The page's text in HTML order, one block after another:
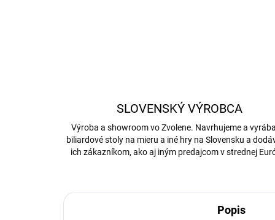
SLOVENSKÝ VÝROBCA
Výroba a showroom vo Zvolene. Navrhujeme a
biliardové stoly na mieru a iné hry na Slovensku a
ich zákazníkom, ako aj iným predajcom v strednej
Popis